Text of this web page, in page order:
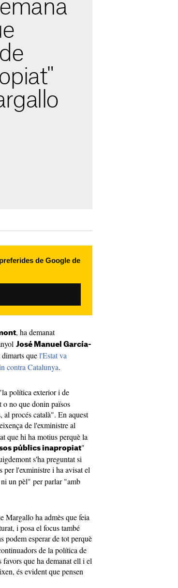
de Google de
, ha demanat
José Manuel García-
dimarts quel'Estat va
contra Catalunya.
política exterior i de
o no que donin països
al procés català". En aquest
de l'exministre al
que hi ha motius perquè la
públics inapropiat"
s'ha preguntat si
per l'exministre i ha avisat el
un pèl" per parlar "amb
Margallo ha admès que feia
i posa el focus també
podem esperar de tot perquè
de la política de
que ha demanat ell i el
és evident que pensen